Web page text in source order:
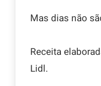
Mas dias não
Receita
Lidl.